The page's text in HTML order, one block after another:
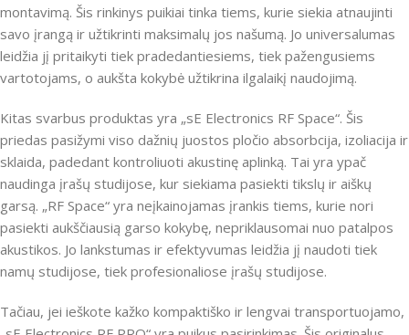
montavimą. Šis rinkinys puikiai tinka tiems, kurie siekia atnaujinti
savo įrangą ir užtikrinti maksimalų jos našumą. Jo universalumas
leidžia jį pritaikyti tiek pradedantiesiems, tiek pažengusiems
vartotojams, o aukšta kokybė užtikrina ilgalaikį naudojimą.
Kitas svarbus produktas yra „sE Electronics RF Space“. Šis
priedas pasižymi viso dažnių juostos pločio absorbcija, izoliacija ir
sklaida, padedant kontroliuoti akustinę aplinką. Tai yra ypač
naudinga įrašų studijose, kur siekiama pasiekti tikslų ir aiškų
garsą. „RF Space“ yra neįkainojamas įrankis tiems, kurie nori
pasiekti aukščiausią garso kokybę, nepriklausomai nuo patalpos
akustikos. Jo lankstumas ir efektyvumas leidžia jį naudoti tiek
namų studijose, tiek profesionaliose įrašų studijose.
Tačiau, jei ieškote kažko kompaktiško ir lengvai transportuojamo,